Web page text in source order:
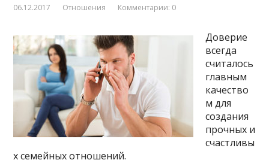
06.12.2017 Отношения Комментарии: 0
Доверие
всегда
считалось
главным
качество
м для
создания
прочных и
счастливы
х семейных отношений.